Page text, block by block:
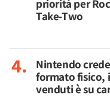
priorità per
Take-Two
Nintendo
formato fisico,
venduti è su